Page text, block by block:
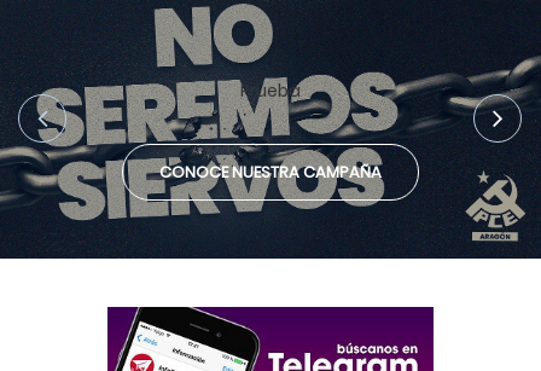
Prueba
CONOCE NUESTRA CAMPAÑA